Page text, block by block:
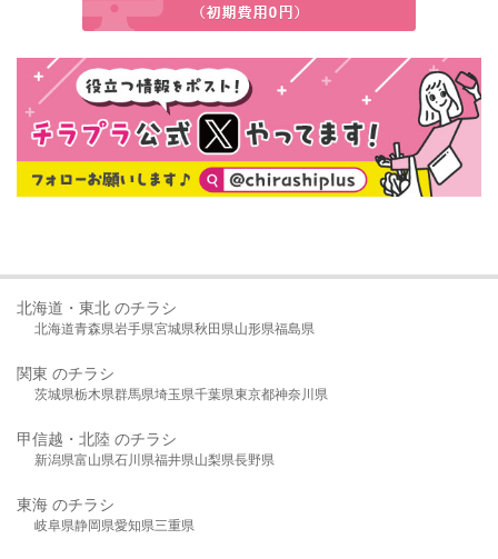
北海道・東北 のチラシ
北海道青森県岩手県宮城県秋田県山形県福島県
関東 のチラシ
茨城県栃木県群馬県埼玉県千葉県東京都神奈川県
甲信越・北陸 のチラシ
新潟県富山県石川県福井県山梨県長野県
東海 のチラシ
岐阜県静岡県愛知県三重県